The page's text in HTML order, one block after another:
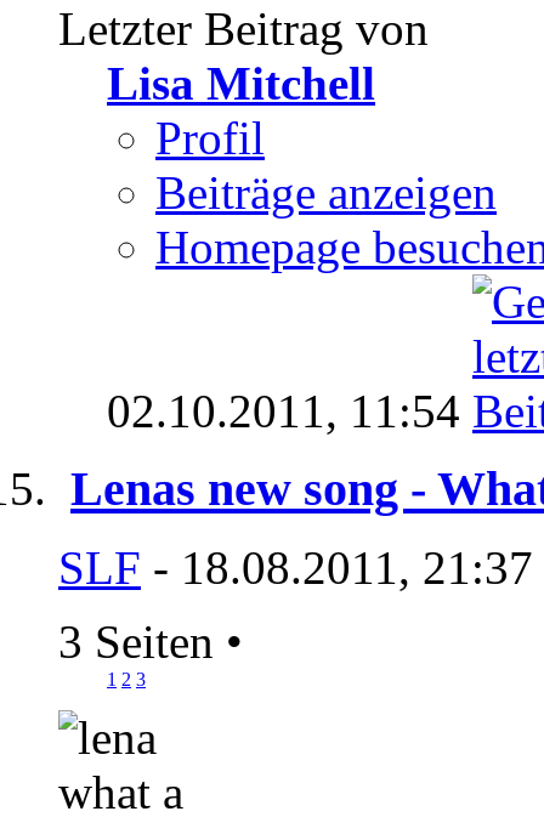
Letzter Beitrag von
Lisa Mitchell
Profil
Beiträge anzeigen
Homepage
02.10.2011, 11:54
Lenas new song -
SLF - 18.08.2011,
3 Seiten •
1 2 3